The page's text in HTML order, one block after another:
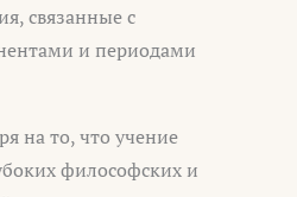
связанные с
и периодами
на то, что учение
философских и